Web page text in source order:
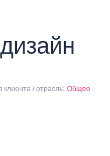
клиента / отрасль: Общее